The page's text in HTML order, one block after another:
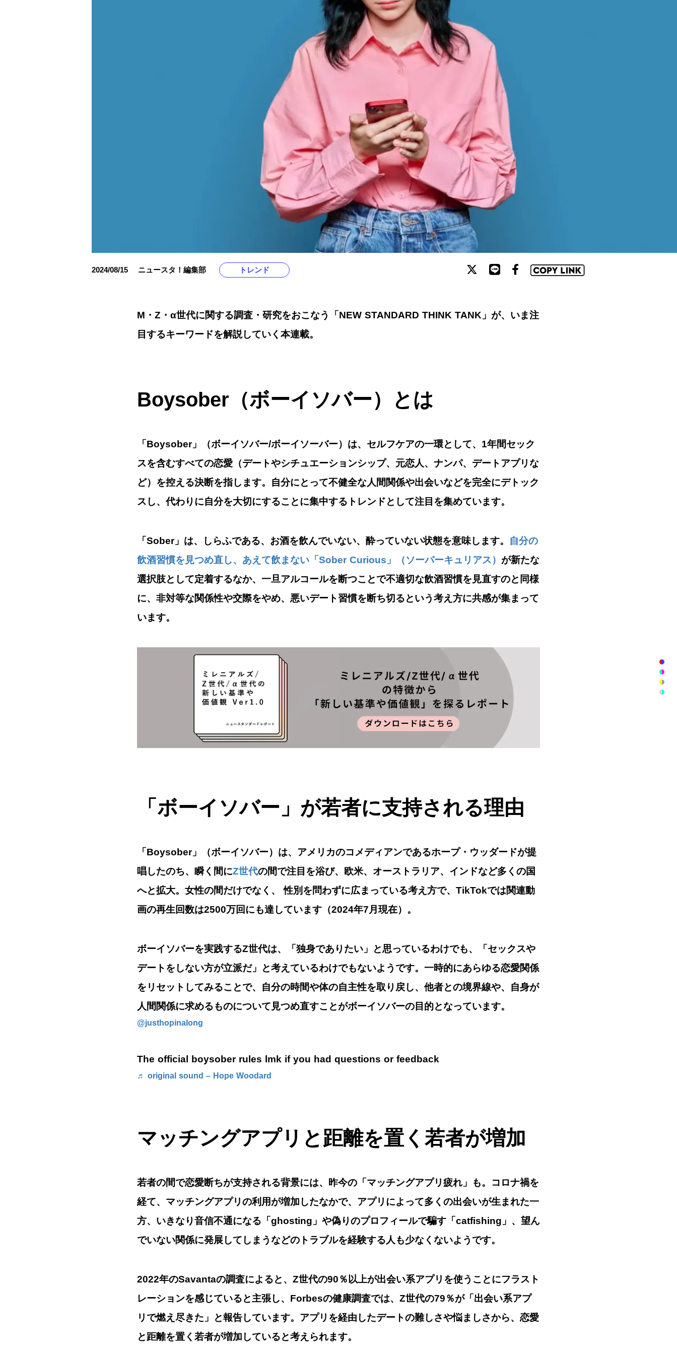
2024/08/15 ニュースタ！編集部 トレンド
M・Z・α世代に関する調査・研究をおこなう「NEW STANDARD THINK TANK」が、いま注
目するキーワードを解説していく本連載。
Boysober（ボーイソバー）とは
「Boysober」（ボーイソバー/ボーイソーバー）は、セルフケアの一環として、1年間セック
スを含むすべての恋愛（デートやシチュエーションシップ、元恋人、ナンパ、デートアプリな
ど）を控える決断を指します。自分にとって不健全な人間関係や出会いなどを完全にデトック
スし、代わりに自分を大切にすることに集中するトレンドとして注目を集めています。
「Sober」は、しらふである、お酒を飲んでいない、酔っていない状態を意味します。 自分の
飲酒習慣を見つめ直し、あえて飲まない「Sober Curious」（ソーバーキュリアス） が新たな
選択肢として定着するなか、一旦アルコールを断つことで不適切な飲酒習慣を見直すのと同様
に、 非対等な関係性や交際をやめ、悪いデート習慣を断ち切るという考え方に共感が集まって
います。
「ボーイソバー」が若者に支持される理由
「Boysober」（ボーイソバー） は、アメリカのコメディアンであるホープ・ウッダードが提
唱したのち、瞬く間にZ世代の間で注目を浴び、欧米、オーストラリア、インドなど多くの国
へと拡大。女性の間だけでなく、 性別を問わずに広まっている考え方で、TikTokでは関連動
画の再生回数は2500万回にも達しています（2024年7月現在）。
ボーイソバーを実践するZ世代は、「独身でありたい」と思っているわけでも、「セックスや
デートをしない方が立派だ」と考えているわけでもないようです。 一時的にあらゆる恋愛関係
をリセットしてみることで、自分の時間や体の自主性を取り戻し、他者との境界線や、自身が
人間関係に求めるものについて見つめ直すことがボーイソバーの目的となっています。
@justhopinalong
The official boysober rules lmk if you had questions or feedback
♬ original sound – Hope Woodard
マッチングアプリと距離を置く若者が増加
若者の間で恋愛断ちが支持される背景には、昨今の 「マッチングアプリ疲れ」
も。コロナ禍を
経て、マッチングアプリの利用が増加したなかで、アプリによって多くの出会いが生まれた一
方、いきなり音信不通になる「ghosting」や偽りのプロフィールで騙す「catfishing」、 望ん
でいない関係に発展してしまうなどのトラブルを経験する人も少なくないようです。
2022年のSavantaの調査によると、Z世代の90％以上が出会い系アプリを使うことにフラスト
レーションを感じていると主張し、Forbesの健康調査では、Z世代の79％が「出会い系アプ
リで燃え尽きた」と報告しています。 アプリを経由したデートの難しさや悩ましさから、恋愛
と距離を置く若者が増加 していると考えられます。